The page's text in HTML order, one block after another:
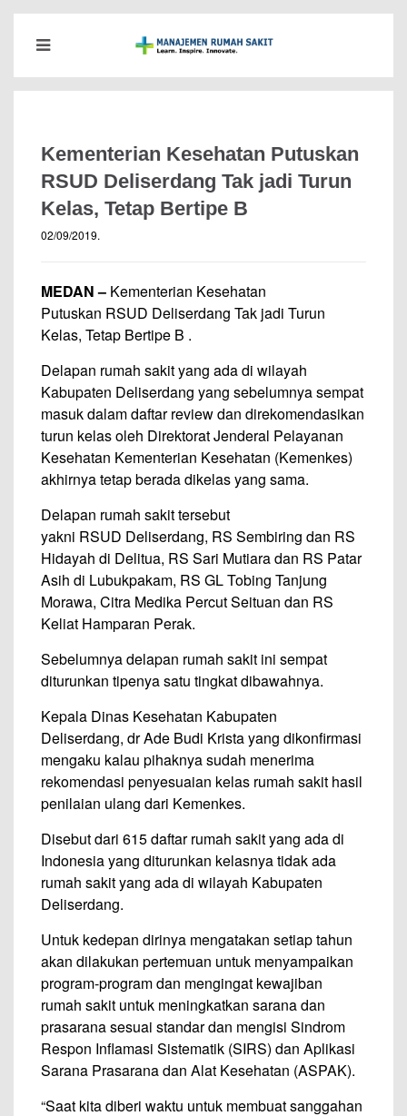
Kementerian Kesehatan Putuskan
RSUD Deliserdang Tak jadi Turun
Kelas, Tetap Bertipe B
02/09/2019.
MEDAN – Kementerian Kesehatan
Putuskan RSUD Deliserdang Tak jadi Turun
Kelas, Tetap Bertipe B .
Delapan rumah sakit yang ada di wilayah
Kabupaten Deliserdang yang sebelumnya sempat
masuk dalam daftar review dan direkomendasikan
turun kelas oleh Direktorat Jenderal Pelayanan
Kesehatan Kementerian Kesehatan (Kemenkes)
akhirnya tetap berada dikelas yang sama.
Delapan rumah sakit tersebut
yakni RSUD Deliserdang, RS Sembiring dan RS
Hidayah di Delitua, RS Sari Mutiara dan RS Patar
Asih di Lubukpakam, RS GL Tobing Tanjung
Morawa, Citra Medika Percut Seituan dan RS
Keliat Hamparan Perak.
Sebelumnya delapan rumah sakit ini sempat
diturunkan tipenya satu tingkat dibawahnya.
Kepala Dinas Kesehatan Kabupaten
Deliserdang, dr Ade Budi Krista yang dikonfirmasi
mengaku kalau pihaknya sudah menerima
rekomendasi penyesuaian kelas rumah sakit hasil
penilaian ulang dari Kemenkes.
Disebut dari 615 daftar rumah sakit yang ada di
Indonesia yang diturunkan kelasnya tidak ada
rumah sakit yang ada di wilayah Kabupaten
Deliserdang.
Untuk kedepan dirinya mengatakan setiap tahun
akan dilakukan pertemuan untuk menyampaikan
program-program dan mengingat kewajiban
rumah sakit untuk meningkatkan sarana dan
prasarana sesuai standar dan mengisi Sindrom
Respon Inflamasi Sistematik (SIRS) dan Aplikasi
Sarana Prasarana dan Alat Kesehatan (ASPAK).
“Saat kita diberi waktu untuk membuat sanggahan